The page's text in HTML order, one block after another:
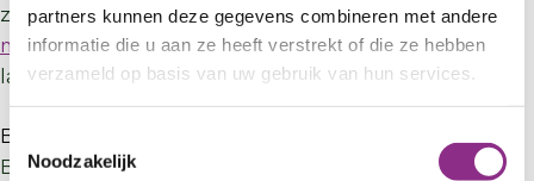
partners kunnen deze gegevens combineren met andere
informatie die u aan ze heeft verstrekt of die ze hebben
verzameld op basis van uw gebruik van hun services.
Toestemmingsselectie
Noodzakelijk
zonneboilers en warmtenetaansluiting. OnderStart
met verduurzamen vind je per maatregel de
landelijke subsidies en leningen.
Bescherming van dieren en planten
Bij verbouwingen moet je rekening houden met de